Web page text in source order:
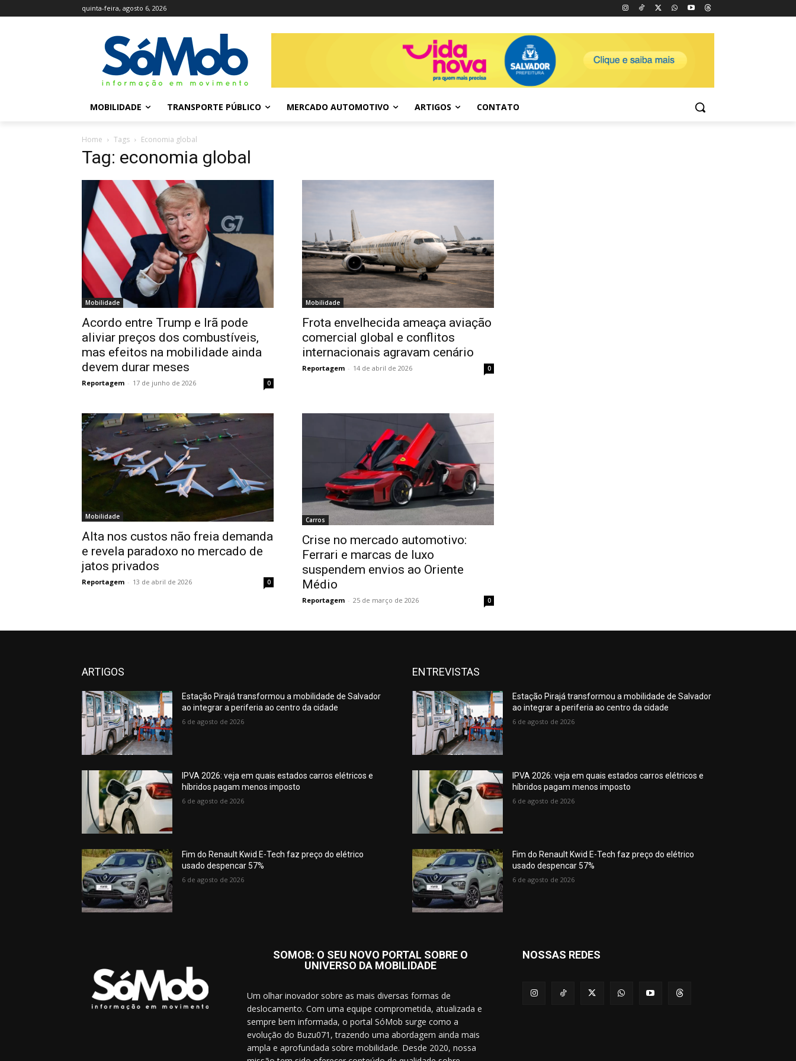
quinta-feira, agosto 6, 2026
MOBILIDADE TRANSPORTE PÚBLICO MERCADO AUTOMOTIVO ARTIGOS CONTATO
Home Tags Economia global
Tag: economia global
Mobilidade
Acordo entre Trump e Irã pode
aliviar preços dos combustíveis,
mas efeitos na mobilidade ainda
devem durar meses
Reportagem - 17 de junho de 2026 0
Mobilidade
Frota envelhecida ameaça aviação
comercial global e conflitos
internacionais agravam cenário
Reportagem - 14 de abril de 2026 0
Mobilidade
Alta nos custos não freia demanda
e revela paradoxo no mercado de
jatos privados
Reportagem - 13 de abril de 2026 0
Carros
Crise no mercado automotivo:
Ferrari e marcas de luxo
suspendem envios ao Oriente
Médio
Reportagem - 25 de março de 2026 0
ARTIGOS
Estação Pirajá transformou a mobilidade de Salvador
ao integrar a periferia ao centro da cidade
6 de agosto de 2026
IPVA 2026: veja em quais estados carros elétricos e
híbridos pagam menos imposto
6 de agosto de 2026
Fim do Renault Kwid E-Tech faz preço do elétrico
usado despencar 57%
6 de agosto de 2026
ENTREVISTAS
Estação Pirajá transformou a mobilidade de Salvador
ao integrar a periferia ao centro da cidade
6 de agosto de 2026
IPVA 2026: veja em quais estados carros elétricos e
híbridos pagam menos imposto
6 de agosto de 2026
Fim do Renault Kwid E-Tech faz preço do elétrico
usado despencar 57%
6 de agosto de 2026
SOMOB: O SEU NOVO PORTAL SOBRE O
UNIVERSO DA MOBILIDADE
Um olhar inovador sobre as mais diversas formas de
deslocamento. Com uma equipe comprometida, atualizada e
sempre bem informada, o portal SóMob surge como a
evolução do Buzu071, trazendo uma abordagem ainda mais
ampla e aprofundada sobre mobilidade. Desde 2020, nossa
NOSSAS REDES